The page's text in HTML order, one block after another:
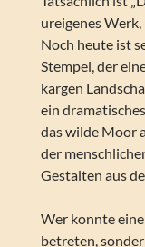
ureigenes
Noch heute ist
Stempel, der
kargen
ein
das wilde Moor
der
Gestalten aus
Wer konnte
betreten,